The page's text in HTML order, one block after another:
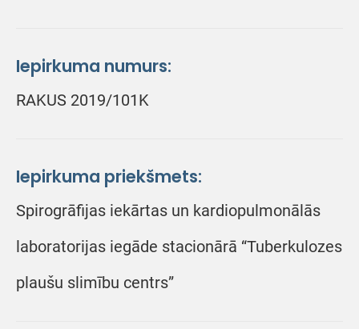
Iepirkuma numurs:
RAKUS 2019/101K
Iepirkuma priekšmets:
Spirogrāfijas iekārtas un kardiopulmonālās
laboratorijas iegāde stacionārā “Tuberkulozes
plaušu slimību centrs”